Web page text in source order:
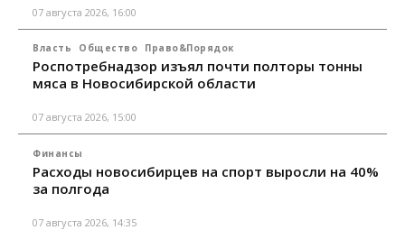
07 августа 2026, 16:00
Власть Общество Право&Порядок
Роспотребнадзор изъял почти полторы тонны
мяса в Новосибирской области
07 августа 2026, 15:00
Финансы
Расходы новосибирцев на спорт выросли на 40%
за полгода
07 августа 2026, 14:35